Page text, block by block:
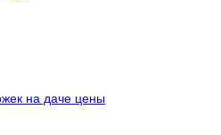
на даче цены